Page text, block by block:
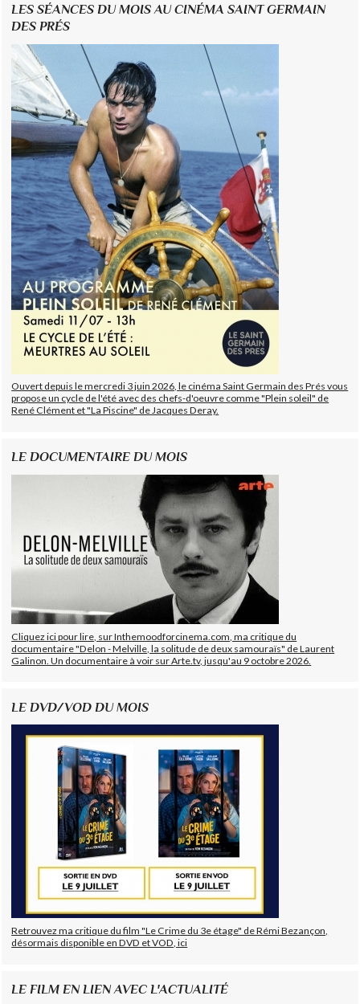
LES SÉANCES DU MOIS AU CINÉMA SAINT GERMAIN
DES PRÉS
Ouvert depuis le mercredi 3 juin 2026, le cinéma Saint Germain des Prés vous
propose un cycle de l'été avec des chefs-d'oeuvre comme "Plein soleil" de
René Clément et "La Piscine" de Jacques Deray.
LE DOCUMENTAIRE DU MOIS
Cliquez ici pour lire, sur Inthemoodforcinema.com, ma critique du
documentaire "Delon - Melville, la solitude de deux samouraïs" de Laurent
Galinon. Un documentaire à voir sur Arte.tv, jusqu'au 9 octobre 2026.
LE DVD/VOD DU MOIS
Retrouvez ma critique du film "Le Crime du 3e étage" de Rémi Bezançon,
désormais disponible en DVD et VOD, ici
LE FILM EN LIEN AVEC L'ACTUALITÉ